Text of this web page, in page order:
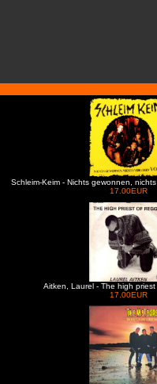
Schleim-Keim - Nichts gewonnen,
17.00EUR
Aitken, Laurel - The high
17.00EUR